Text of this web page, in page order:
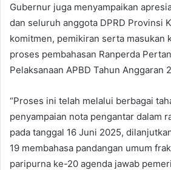
Gubernur juga menyampaikan
dan seluruh anggota DPRD Provinsi
komitmen, pemikiran serta masukan
proses pembahasan Ranperda
Pelaksanaan APBD Tahun Anggaran
“Proses ini telah melalui berbagai
penyampaian nota pengantar dalam
pada tanggal 16 Juni 2025,
19 membahasa pandangan umum
paripurna ke-20 agenda jawab